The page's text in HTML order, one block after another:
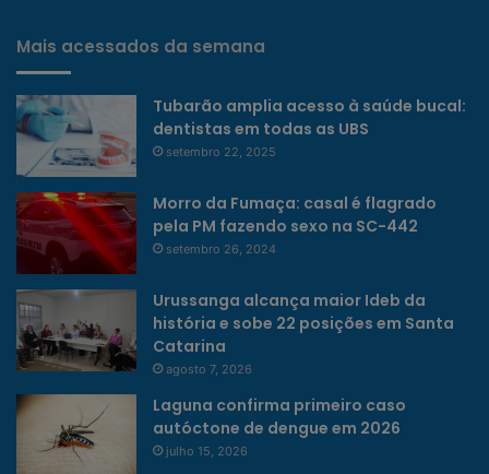
Mais acessados da semana
Tubarão amplia acesso à saúde bucal:
dentistas em todas as UBS
setembro 22, 2025
Morro da Fumaça: casal é flagrado
pela PM fazendo sexo na SC-442
setembro 26, 2024
Urussanga alcança maior Ideb da
história e sobe 22 posições em Santa
Catarina
agosto 7, 2026
Laguna confirma primeiro caso
autóctone de dengue em 2026
julho 15, 2026